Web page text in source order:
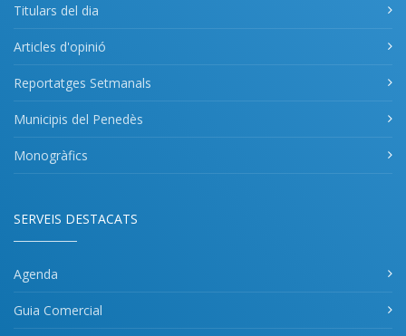
Titulars del dia
Articles d'opinió
Reportatges Setmanals
Municipis del Penedès
Monogràfics
SERVEIS DESTACATS
Agenda
Guia Comercial